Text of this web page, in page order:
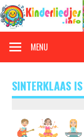
Doorgaan
naar
inhoud
MENU
SINTERKLAAS